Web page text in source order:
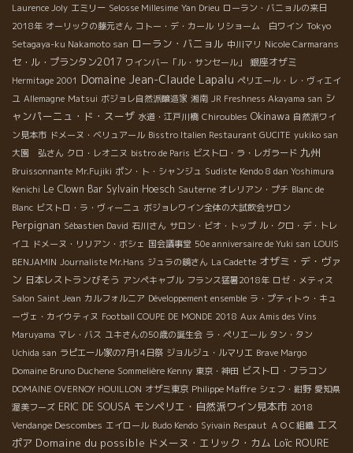
Laurence Joly エミリー Selosse Millesime Yan Drieu ローラン・バニョルの来日
2018年 オーリックの藤元さん コトー・デ・カール リショーム 白ワイン Tokyo
Setagaya-ku Nakamoto san ローラン・バニョル 中川マリ Nicole Carmarans
セ・ル・プランタン2017 ワインバー「ル・サンセール」 銀座オザミ
Hermitage 2001 Domaine Jean-Claude Lapalu ペリエール・レ・ヴィエイ
ユ Allemagne Matsui ボジョレ自然派醸造家 湘南 JR Freshness Akayama san シ
ャンパーニュ・ド・スーザ 水道・江戸川橋 Chiroubles Okinawa 自然派ワイ
ン見本市 ドメーヌ・ベリュアール Bisstro Italien Restaurant GUCITE yukiko san
大園 弘さん クロ・レオニヌ bistro de Paris ビストロ・ラ・レガラード 九州
Bruissonnante Mr.Fujiki ポン・ト・シャンジュ Sudiste Kendo 8 dan Yoshimura
Kenichi Le Clown Bar Sylvain Hoesch Sauterne オレリアン・プチ Blanc de
Blanc ビストロ・ラ・ヴィーニュ ボジョレワイン全体の大試飲会サロン
Perpignan Sébastien David 石川さん サロン・ビオ・トップ ル・クロ・デ・トレ
イユ ドメーヌ・リリアン・ボシェ 国会議事堂 50e anniversaire de Yuki san LOUIS
BENJAMIN Journaliste Mr.Hans ジュラの鏡さん La Cadette オザミ・デ・ヴァ
ン 日本レストランびそう アンペキャブル フランス猛暑2018年 ロゼ・メティス
Salon Saint Jean カルフォルニア Développement ensemble ラ・プティトゥ・キュ
ーヴェ・カイウティヌ Football COUPE DE MONDE 2018 Aux Amis des Vins
Maruyama マレ・バス ユキさんの50歳の誕生会 ラ・ペリエール タン・タン
Uchida san ラピエール家の7月14日祭 ジョルジュ・ルマリエ Brave Margo
Domaine Bruno Duchene Sommelière Kenny 東京・神田 ビストロ・フラコン
DOMAINE OVERNOY HOUILLON オザミ東京 Philippe Maffre シェフ・紺野 愛知県
渥美フーズ ERIC DE SOUSA モンペリエ・自然派ワイン見本市 2018
Vendange Descombes エイロール Budo Kendo Syivain Respaut ＡＯＣ組織 エス
ポア Domaine du possible ドメーヌ・エリック・カム Loïc ROURE